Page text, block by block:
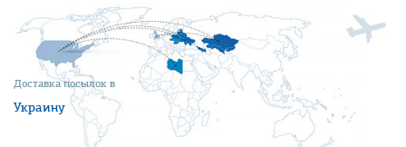
Доставка посылок в
Украину